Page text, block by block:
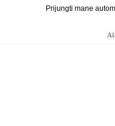
Prijungti mane